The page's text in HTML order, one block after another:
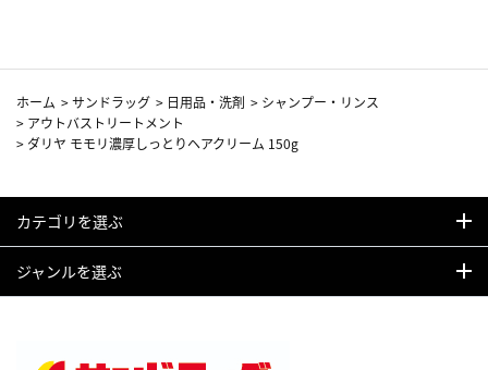
ホーム >サンドラッグ > 日用品・洗剤 > シャンプー・リンス
> アウトバストリートメント
> ダリヤ モモリ濃厚しっとりヘアクリーム 150g
カテゴリを選ぶ
ジャンルを選ぶ